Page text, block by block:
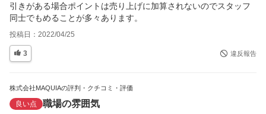
引きがある場合ポイントは売り上げに加算されないのでスタッフ
同士でもめることが多々あります。
投稿日： 2022/04/25
3 違反報告
株式会社MAQUIAの評判・クチコミ・評価
良い点 職場の雰囲気